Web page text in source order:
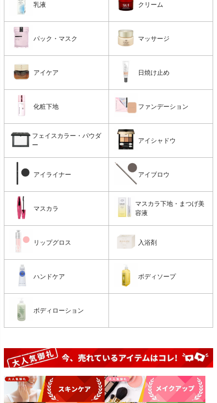
乳液 クリーム
パック・マスク マッサージ
アイケア 日焼け止め
化粧下地 ファンデーション
フェイスカラー・パウダ
ー
アイシャドウ
アイライナー アイブロウ
マスカラ
マスカラ下地・まつげ美
容液
リップグロス 入浴剤
ハンドケア ボディソープ
ボディローション